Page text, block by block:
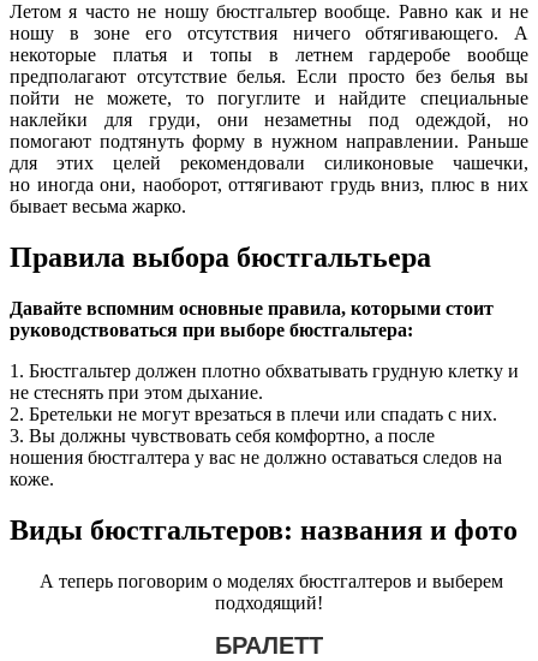
Летом я часто не ношу бюстгальтер вообще. Равно как и не
ношу в зоне его отсутствия ничего обтягивающего. А
некоторые платья и топы в летнем гардеробе вообще
предполагают отсутствие белья. Если просто без белья вы
пойти не можете, то погуглите и найдите специальные
наклейки для груди, они незаметны под одеждой, но
помогают подтянуть форму в нужном направлении. Раньше
для этих целей рекомендовали силиконовые чашечки,
но иногда они, наоборот, оттягивают грудь вниз, плюс в них
бывает весьма жарко.
Правила выбора бюстгальтьера
Давайте вспомним основные правила, которыми стоит
руководствоваться при выборе бюстгальтера:
1. Бюстгальтер должен плотно обхватывать грудную клетку и
не стеснять при этом дыхание.
2. Бретельки не могут врезаться в плечи или спадать с них.
3. Вы должны чувствовать себя комфортно, а после
ношения бюстгалтера у вас не должно оставаться следов на
коже.
Виды бюстгальтеров: названия и фото
А теперь поговорим о моделях бюстгалтеров и выберем
подходящий!
БРАЛЕТТ